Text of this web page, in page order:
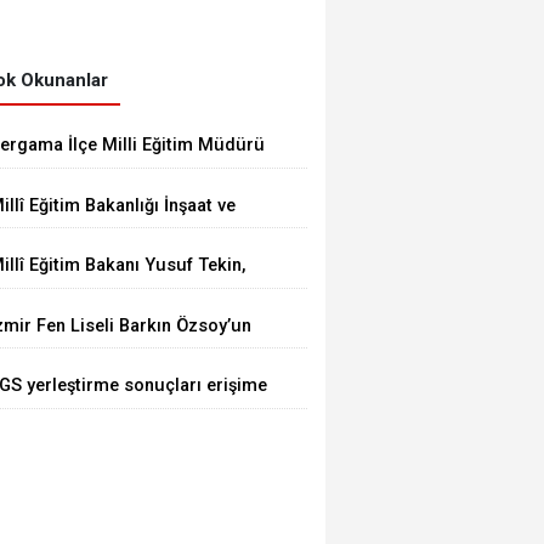
Okunanlar
İlçe Milli Eğitim Müdürü
Lisesindeki çalışmaları
Eğitim Bakanlığı İnşaat ve
Durna, İzmir'de
Eğitim Bakanı Yusuf Tekin,
Fen Liseli Barkın Özsoy’un
yerleştirme sonuçları erişime